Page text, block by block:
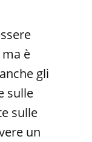
è
gli
sulle
sulle
un